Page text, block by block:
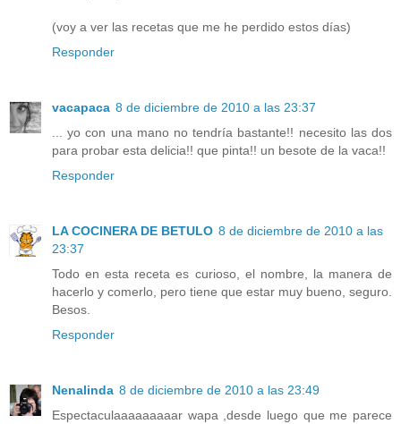
(voy a ver las recetas que me he perdido estos días)
Responder
vacapaca 8 de diciembre de 2010 a las 23:37
... yo con una mano no tendría bastante!! necesito las dos
para probar esta delicia!! que pinta!! un besote de la vaca!!
Responder
LA COCINERA DE BETULO 8 de diciembre de 2010 a las
23:37
Todo en esta receta es curioso, el nombre, la manera de
hacerlo y comerlo, pero tiene que estar muy bueno, seguro.
Besos.
Responder
Nenalinda 8 de diciembre de 2010 a las 23:49
Espectaculaaaaaaaaar wapa ,desde luego que me parece